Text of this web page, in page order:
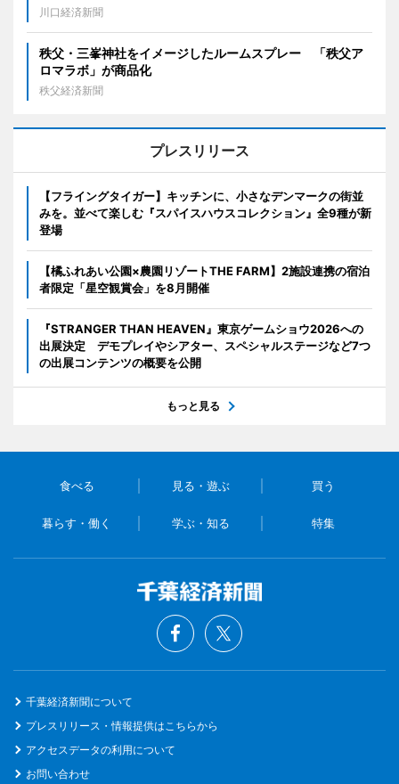
川口経済新聞
秩父・三峯神社をイメージしたルームスプレー 「秩父ア
ロマラボ」が商品化
秩父経済新聞
プレスリリース
【フライングタイガー】キッチンに、小さなデンマークの街並
みを。並べて楽しむ『スパイスハウスコレクション』全9種が新
登場
【橘ふれあい公園×農園リゾートTHE FARM】2施設連携の宿泊
者限定「星空観賞会」を8月開催
『STRANGER THAN HEAVEN』東京ゲームショウ2026への
出展決定 デモプレイやシアター、スペシャルステージなど7つ
の出展コンテンツの概要を公開
もっと見る
食べる 見る・遊ぶ 買う
暮らす・働く 学ぶ・知る 特集
千葉経済新聞について
プレスリリース・情報提供はこちらから
アクセスデータの利用について
お問い合わせ